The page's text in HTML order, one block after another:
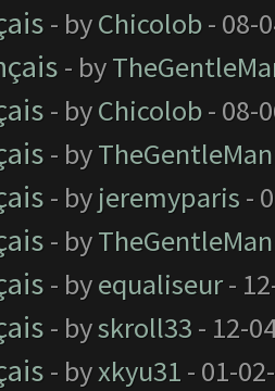
- byChicolob- 08-
- by
- byChicolob- 08-
- byTheGentleMan
- by jeremyparis -
- byTheGentleMan
- byequaliseur-
- byskroll33 - 12-
- byxkyu31 - 01-